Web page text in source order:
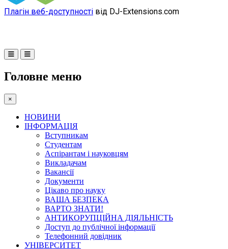
Плагін веб-доступності від DJ-Extensions.com
Головне меню
×
НОВИНИ
ІНФОРМАЦІЯ
Вступникам
Студентам
Аспірантам і науковцям
Викладачам
Вакансії
Документи
Цікаво про науку
ВАША БЕЗПЕКА
ВАРТО ЗНАТИ!
АНТИКОРУПЦІЙНА ДІЯЛЬНІСТЬ
Доступ до публічної інформації
Телефонний довідник
УНІВЕРСИТЕТ